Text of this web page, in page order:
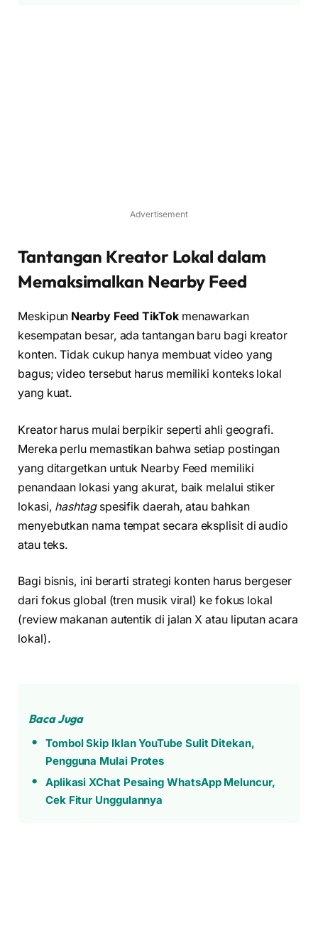
Advertisement
Tantangan Kreator Lokal dalam
Memaksimalkan Nearby Feed
Meskipun Nearby Feed TikTokmenawarkan
kesempatan besar, ada tantangan baru bagi kreator
konten. Tidak cukup hanya membuat video yang
bagus; video tersebut harus memiliki konteks lokal
yang kuat.
Kreator harus mulai berpikir seperti ahli geografi.
Mereka perlu memastikan bahwa setiap postingan
yang ditargetkan untuk Nearby Feed memiliki
penandaan lokasi yang akurat, baik melalui stiker
lokasi, hashtagspesifik daerah, atau bahkan
menyebutkan nama tempat secara eksplisit di audio
atau teks.
Bagi bisnis, ini berarti strategi konten harus bergeser
dari fokus global (tren musik viral) ke fokus lokal
(review makanan autentik di jalan X atau liputan acara
lokal).
Baca Juga
Tombol Skip Iklan YouTube Sulit Ditekan,
Pengguna Mulai Protes
Aplikasi XChat Pesaing WhatsApp Meluncur,
Cek Fitur Unggulannya